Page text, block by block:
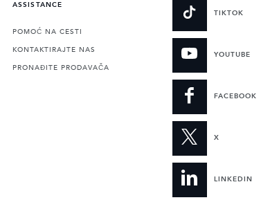
ASSISTANCE
POMOĆ NA CESTI
KONTAKTIRAJTE NAS
PRONAĐITE PRODAVAČA
TIKTOK
YOUTUBE
FACEBOOK
X
LINKEDIN